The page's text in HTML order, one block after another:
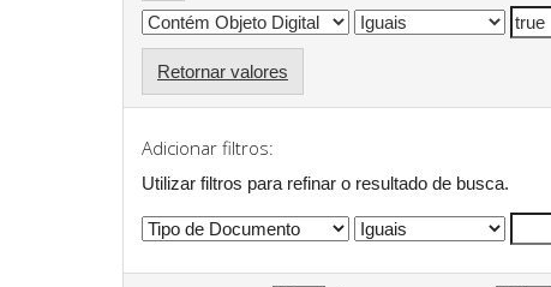
Retornar valores
Adicionar filtros:
Utilizar filtros para refinar o resultado de busca.